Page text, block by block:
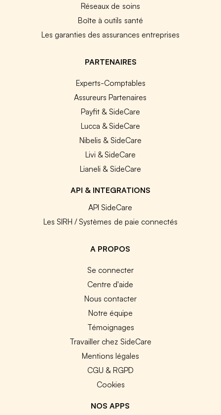
Réseaux de soins
Boîte à outils santé
Les garanties des assurances entreprises
PARTENAIRES
Experts-Comptables
Assureurs Partenaires
Payfit & SideCare
Lucca & SideCare
Nibelis & SideCare
Livi & SideCare
Lianeli & SideCare
API & INTEGRATIONS
API SideCare
Les SIRH / Systèmes de paie connectés
A PROPOS
Se connecter
Centre d'aide
Nous contacter
Notre équipe
Témoignages
Travailler chez SideCare
Mentions légales
CGU & RGPD
Cookies
NOS APPS